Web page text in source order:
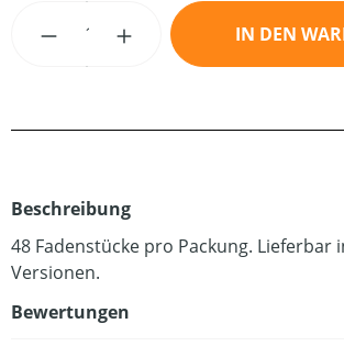
Produkt Anzahl: Gib den
IN DEN
Beschreibung
48 Fadenstücke pro Packung. Lieferbar
Versionen.
Bewertungen